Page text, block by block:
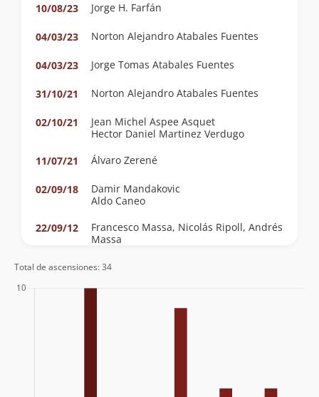
10/08/23 Jorge H. Farfán
04/03/23 Norton Alejandro Atabales Fuentes
04/03/23 Jorge Tomas Atabales Fuentes
31/10/21 Norton Alejandro Atabales Fuentes
02/10/21
Jean Michel Aspee Asquet
Hector Daniel Martinez Verdugo
11/07/21
Álvaro Zerené
02/09/18
Damir Mandakovic
Aldo Caneo
22/09/12
Francesco Massa, Nicolás Ripoll, Andrés
Massa
01/07/12
Sergio Baez
Total de ascensiones: 34